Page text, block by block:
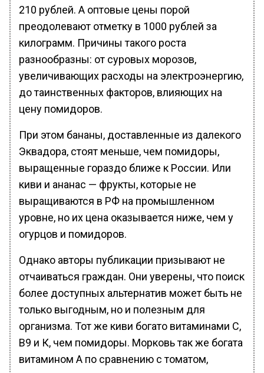
210 рублей. А оптовые цены порой
преодолевают отметку в 1000 рублей за
килограмм. Причины такого роста
разнообразны: от суровых морозов,
увеличивающих расходы на электроэнергию,
до таинственных факторов, влияющих на
цену помидоров.
При этом бананы, доставленные из далекого
Эквадора, стоят меньше, чем помидоры,
выращенные гораздо ближе к России. Или
киви и ананас — фрукты, которые не
выращиваются в РФ на промышленном
уровне, но их цена оказывается ниже, чем у
огурцов и помидоров.
Однако авторы публикации призывают не
отчаиваться граждан. Они уверены, что поиск
более доступных альтернатив может быть не
только выгодным, но и полезным для
организма. Тот же киви богато витаминами С,
В9 и К, чем помидоры. Морковь так же богата
витамином А по сравнению с томатом,